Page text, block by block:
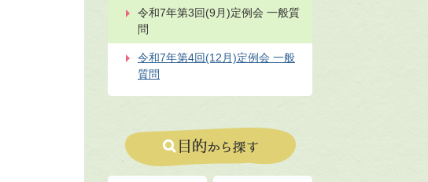
令和7年第3回(9月)定例会 一般質
問
令和7年第4回(12月)定例会 一般
質問